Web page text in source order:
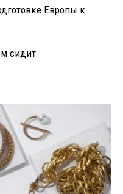
Европы к
сидит